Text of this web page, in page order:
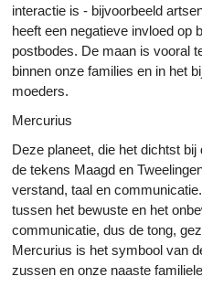
interactie is - bijvoorbeeld
heeft een negatieve invloed op
postbodes. De maan is vooral
binnen onze families en in het
moeders.
Mercurius
Deze planeet, die het dichtst
de tekens Maagd en
verstand, taal en
tussen het bewuste en het
communicatie, dus de tong,
Mercurius is het symbool van
zussen en onze naaste